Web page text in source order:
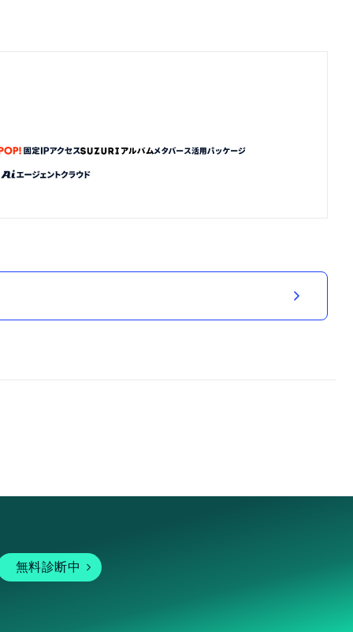
無料診断中